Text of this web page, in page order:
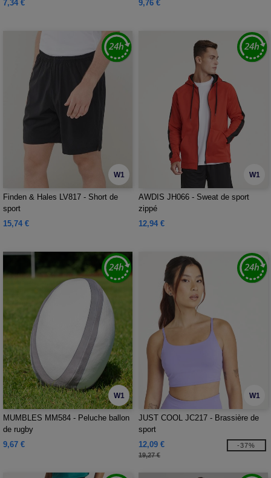
7,34 € 9,76 €
W1
Finden & Hales LV817 - Short de
sport
15,74 €
W1
AWDIS JH066 - Sweat de sport
zippé
12,94 €
W1
MUMBLES MM584 - Peluche ballon
de rugby
9,67 €
W1
JUST COOL JC217 - Brassière de
sport
12,09 €
19,27 €
-37%